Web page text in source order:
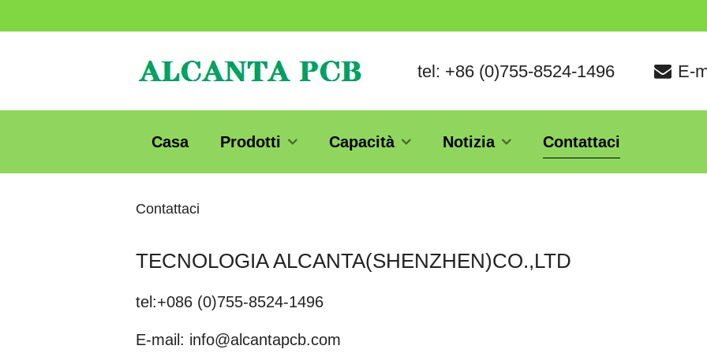
tel: +86 (0)755-8524-1496 E-
Casa Prodotti Capacità Notizia Contattaci
Contattaci
TECNOLOGIA ALCANTA(SHENZHEN)CO.,LTD
tel:+086 (0)755-8524-1496
E-mail: info@alcantapcb.com